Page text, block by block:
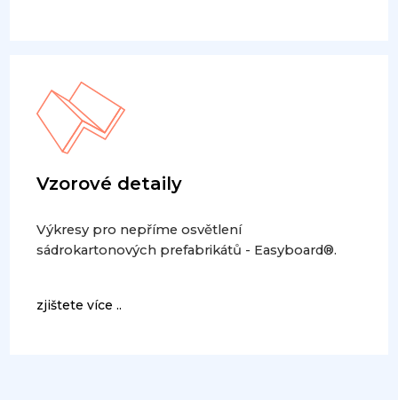
Vzorové detaily
Výkresy pro nepříme osvětlení
sádrokartonových prefabrikátů - Easyboard®.
zjištete více ..